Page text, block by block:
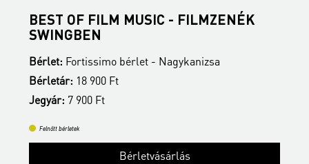
BEST OF FILM MUSIC - FILMZENÉK
SWINGBEN
Bérlet: Fortissimo bérlet - Nagykanizsa
Bérletár: 18 900 Ft
Jegyár: 7 900 Ft
Felnőtt bérletek
Bérletvásárlás